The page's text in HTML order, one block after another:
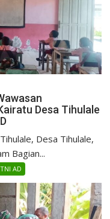
Desa Tihulale
Desa Tihulale,
Bagian...
TNI AD